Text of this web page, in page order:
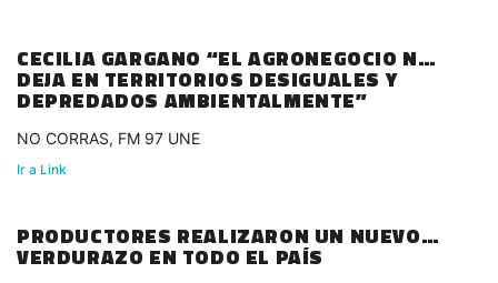
CECILIA GARGANO “EL AGRONEGOCIO NOS
DEJA EN TERRITORIOS DESIGUALES Y
DEPREDADOS AMBIENTALMENTE”
NO CORRAS, FM 97 UNE
Ir a Link
PRODUCTORES REALIZARON UN NUEVO
VERDURAZO EN TODO EL PAÍS